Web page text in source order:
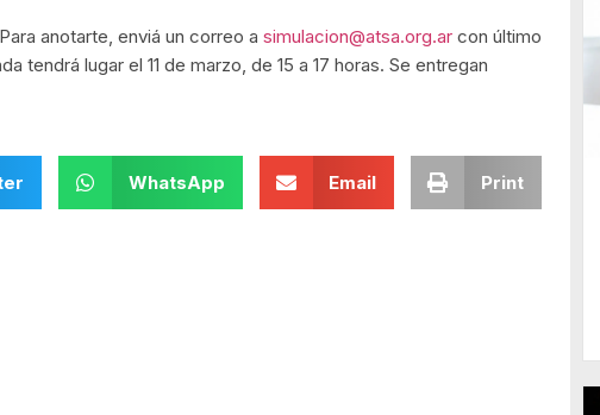
anotarte, enviá un correo a simulacion@atsa.org.ar con último
tendrá lugar el 11 de marzo, de 15 a 17 horas. Se entregan
WhatsApp Email Print